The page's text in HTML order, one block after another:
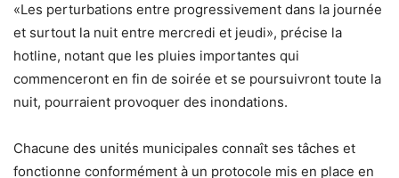
«Les perturbations entre progressivement dans la journée
et surtout la nuit entre mercredi et jeudi», précise la
hotline, notant que les pluies importantes qui
commenceront en fin de soirée et se poursuivront toute la
nuit, pourraient provoquer des inondations.
Chacune des unités municipales connaît ses tâches et
fonctionne conformément à un protocole mis en place en